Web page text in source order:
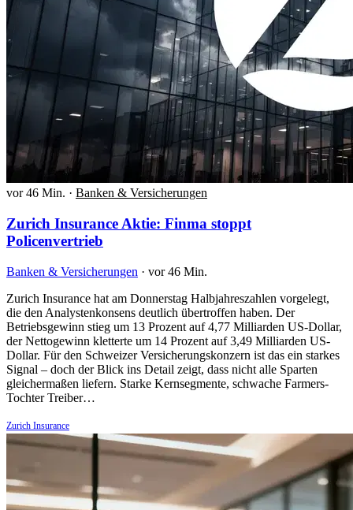
vor 46 Min. · Banken & Versicherungen
Zurich Insurance Aktie: Finma stoppt
Policenvertrieb
Banken & Versicherungen · vor 46 Min.
Zurich Insurance hat am Donnerstag Halbjahreszahlen vorgelegt,
die den Analystenkonsens deutlich übertroffen haben. Der
Betriebsgewinn stieg um 13 Prozent auf 4,77 Milliarden US-Dollar,
der Nettogewinn kletterte um 14 Prozent auf 3,49 Milliarden US-
Dollar. Für den Schweizer Versicherungskonzern ist das ein starkes
Signal – doch der Blick ins Detail zeigt, dass nicht alle Sparten
gleichermaßen liefern. Starke Kernsegmente, schwache Farmers-
Tochter Treiber…
Zurich Insurance